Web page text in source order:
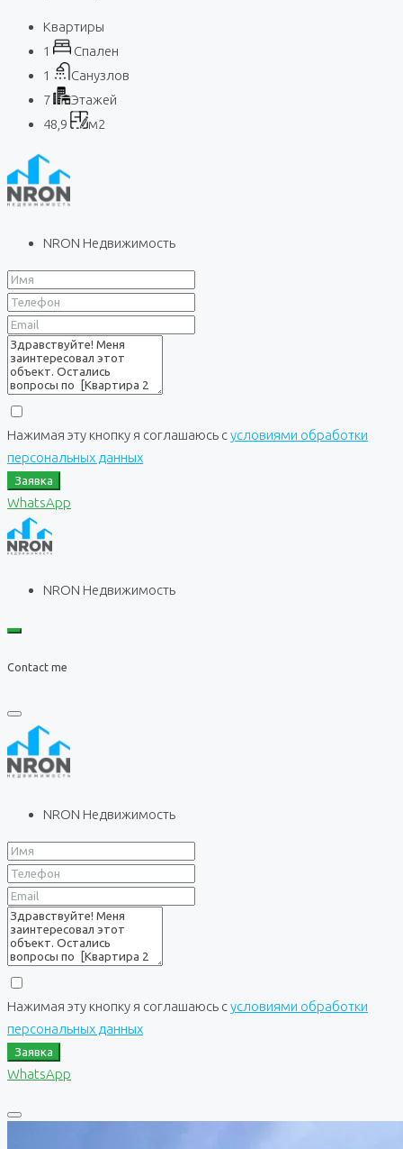
Квартиры
1
Спален
1
Санузлов
7
Этажей
48,9
м2
NRON Недвижимость
Нажимая эту кнопку я соглашаюсь сусловиями обработки
персональных данных
Заявка
WhatsApp
NRON Недвижимость
Contact me
NRON Недвижимость
Нажимая эту кнопку я соглашаюсь сусловиями обработки
персональных данных
Заявка
WhatsApp